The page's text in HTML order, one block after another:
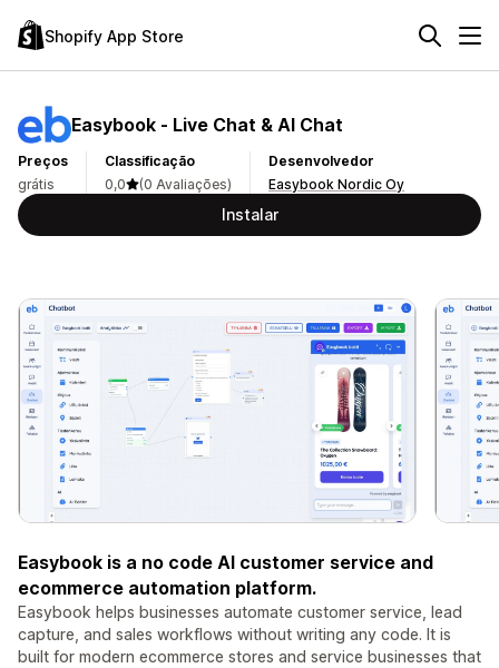
Shopify App Store
Easybook ‑ Live Chat & AI Chat
Preços
grátis
Classificação
0,0
(0 Avaliações)
Desenvolvedor
Easybook Nordic Oy
Instalar
Easybook is a no code AI customer service and
ecommerce automation platform.
Easybook helps businesses automate customer service, lead
capture, and sales workflows without writing any code. It is
built for modern ecommerce stores and service businesses that